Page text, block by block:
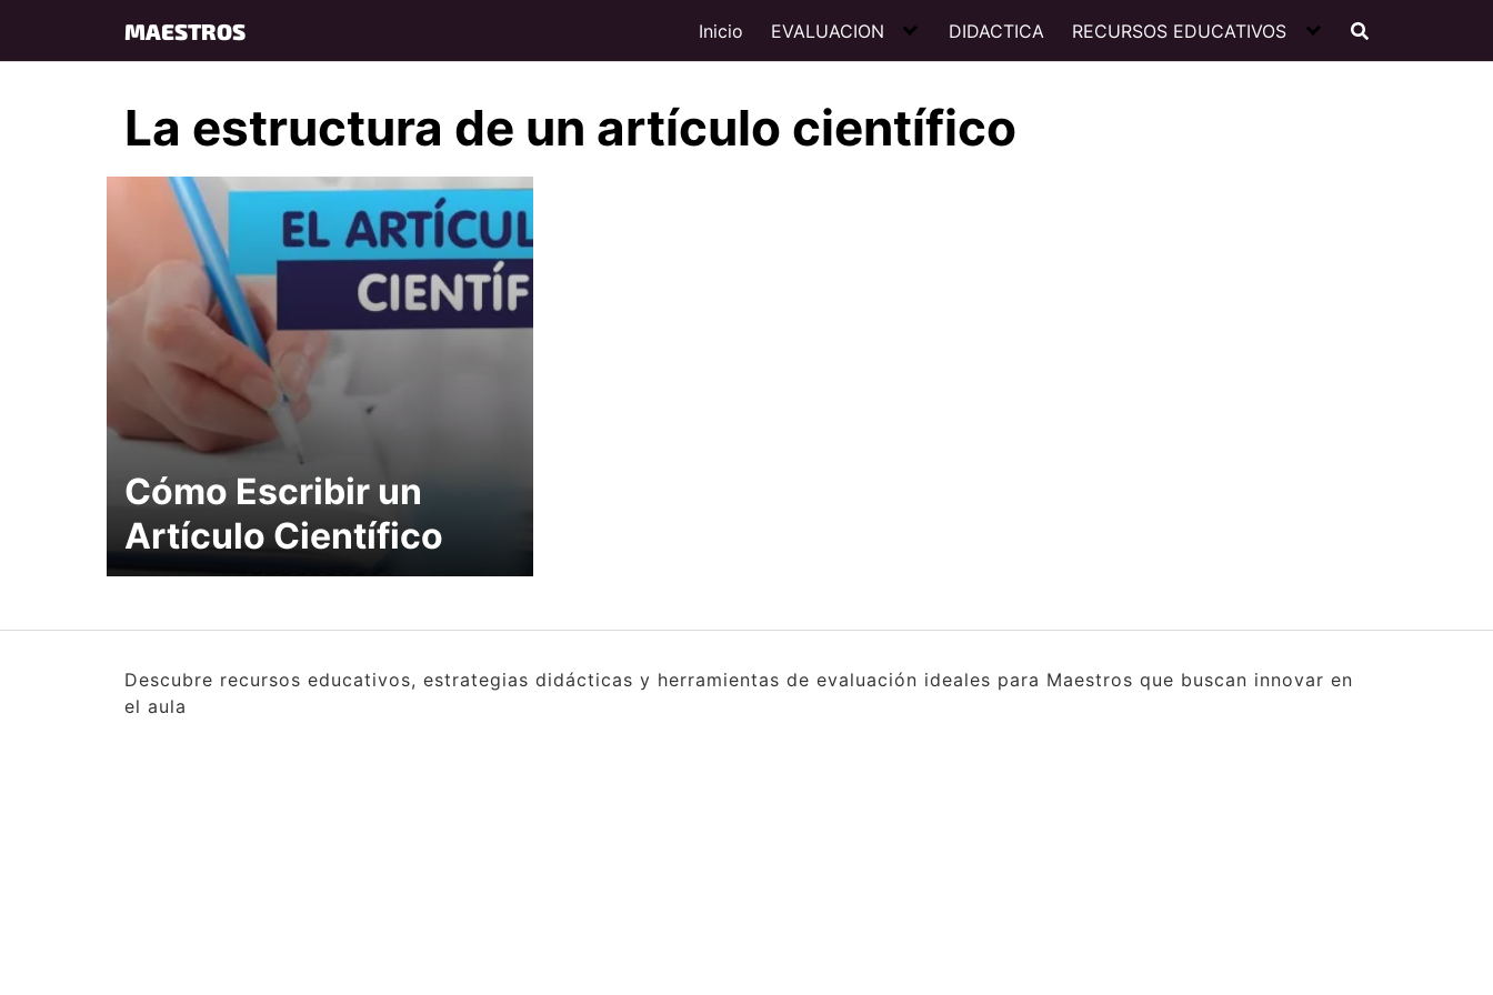
content
MAESTROS Inicio EVALUACION DIDACTICA RECURSOS EDUCATIVOS
La estructura de un artículo científico
Cómo Escribir un
Artículo Científico
Descubre recursos educativos, estrategias didácticas y herramientas de evaluación ideales para Maestros que buscan innovar en
el aula